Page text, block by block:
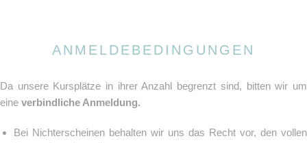
ANMELDEBEDINGUNGEN
Da unsere Kursplätze in ihrer Anzahl begrenzt sind, bitten wir um
eine verbindliche Anmeldung.
Bei Nichterscheinen behalten wir uns das Recht vor, den vollen